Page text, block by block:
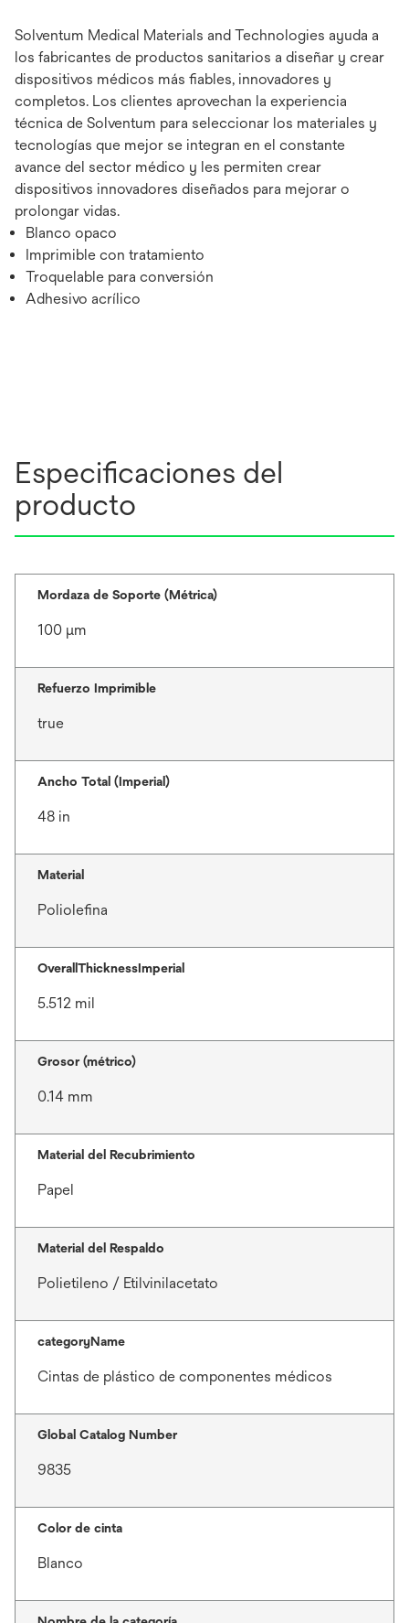
Solventum Medical Materials and Technologies ayuda a
los fabricantes de productos sanitarios a diseñar y crear
dispositivos médicos más fiables, innovadores y
completos. Los clientes aprovechan la experiencia
técnica de Solventum para seleccionar los materiales y
tecnologías que mejor se integran en el constante
avance del sector médico y les permiten crear
dispositivos innovadores diseñados para mejorar o
prolongar vidas.
Blanco opaco
Imprimible con tratamiento
Troquelable para conversión
Adhesivo acrílico
Especificaciones del
producto
Mordaza de Soporte (Métrica)
100 μm
Refuerzo Imprimible
true
Ancho Total (Imperial)
48 in
Material
Poliolefina
OverallThicknessImperial
5.512 mil
Grosor (métrico)
0.14 mm
Material del Recubrimiento
Papel
Material del Respaldo
Polietileno / Etilvinilacetato
categoryName
Cintas de plástico de componentes médicos
Global Catalog Number
9835
Color de cinta
Blanco